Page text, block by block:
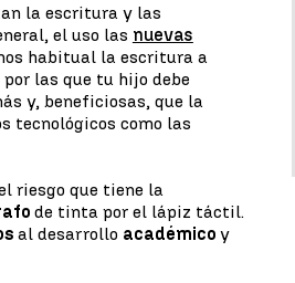
la escritura y las
el uso las nuevas
habitual la escritura a
las que tu hijo debe
y, beneficiosas, que la
tecnológicos como las
riesgo que tiene la
de tinta por el lápiz táctil.
al desarrollo académicoy